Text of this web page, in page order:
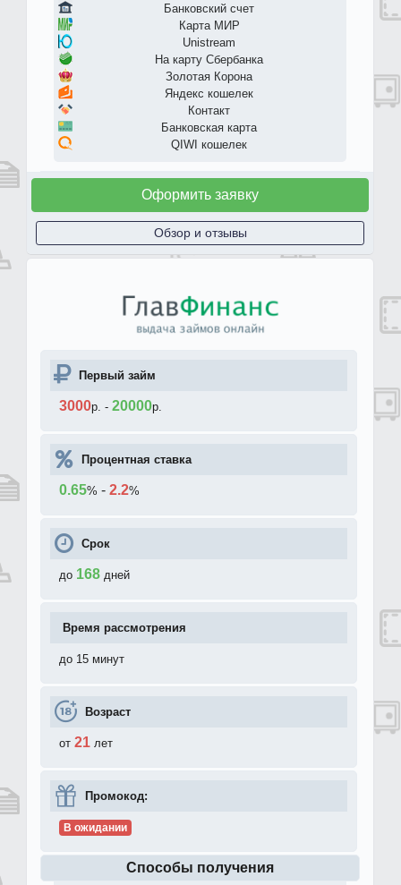
Банковский счет
Карта МИР
Unistream
На карту Сбербанка
Золотая Корона
Яндекс кошелек
Контакт
Банковская карта
QIWI кошелек
Оформить заявку
Обзор и отзывы
Первый займ
3000р. - 20000р.
Процентная ставка
0.65% - 2.2%
Срок
до 168 дней
Время рассмотрения
до 15 минут
Возраст
от 21 лет
Промокод:
В ожидании
Способы получения